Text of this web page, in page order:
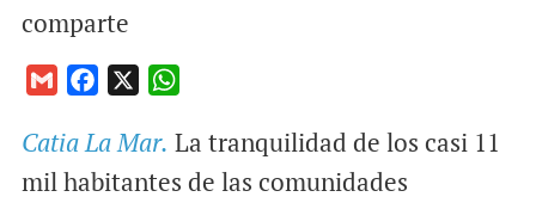
comparte
a
c
e
a
t
Catia La Mar. La tranquilidad de los casi 11
mil habitantes de las comunidades